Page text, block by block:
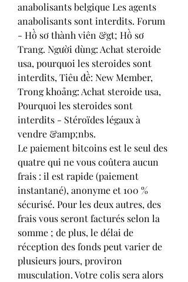
anabolisants belgique Les agents
anabolisants sont interdits. Forum
- Hồ sơ thành viên &gt; Hồ sơ
Trang. Người dùng: Achat steroide
usa, pourquoi les steroides sont
interdits, Tiêu đề: New Member,
Trong khoảng: Achat steroide usa,
Pourquoi les steroides sont
interdits - Stéroïdes légaux à
vendre &amp;nbs.
Le paiement bitcoins est le seul des
quatre qui ne vous coûtera aucun
frais : il est rapide (paiement
instantané), anonyme et 100 %
sécurisé. Pour les deux autres, des
frais vous seront facturés selon la
somme ; de plus, le délai de
réception des fonds peut varier de
plusieurs jours, proviron
musculation. Votre colis sera alors